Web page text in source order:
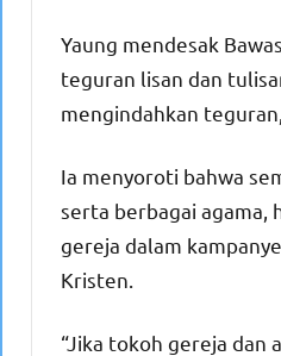
Yaung mendesak
teguran lisan dan
mengindahkan
Ia menyoroti bahwa
serta berbagai agama,
gereja dalam
Kristen.
“Jika tokoh gereja dan